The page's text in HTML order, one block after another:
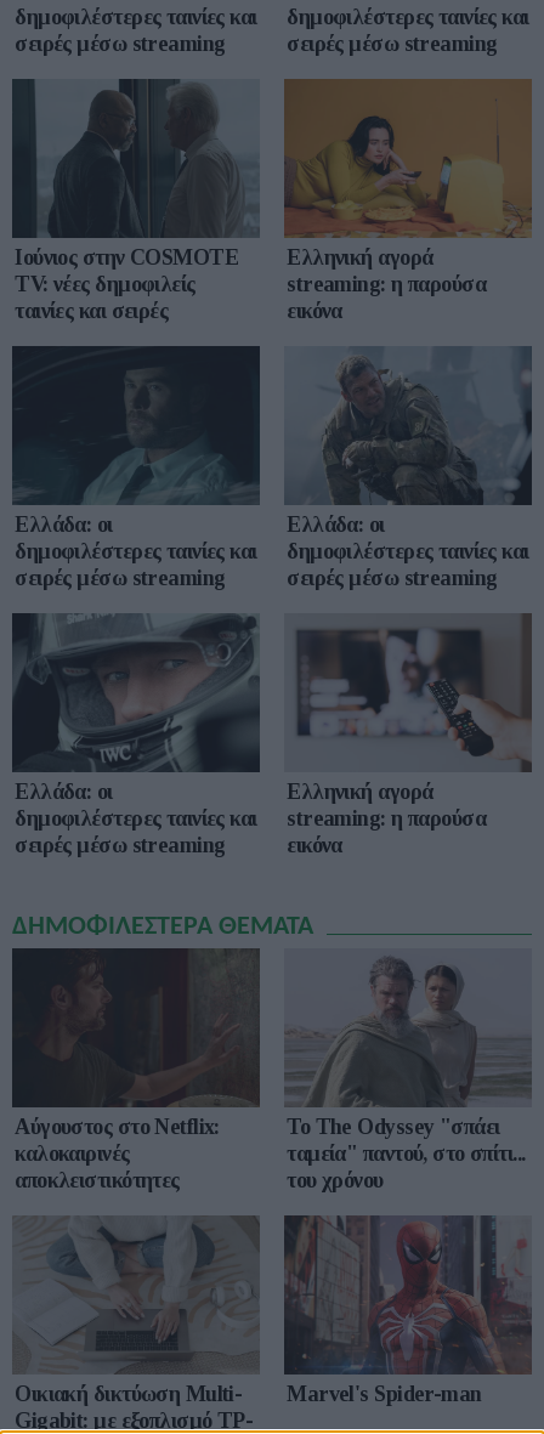
δημοφιλέστερες ταινίες και
σειρές μέσω streaming
δημοφιλέστερες ταινίες και
σειρές μέσω streaming
Ιούνιος στην COSMOTE
TV: νέες δημοφιλείς
ταινίες και σειρές
Ελληνική αγορά
streaming: η παρούσα
εικόνα
Ελλάδα: οι
δημοφιλέστερες ταινίες και
σειρές μέσω streaming
Ελλάδα: οι
δημοφιλέστερες ταινίες και
σειρές μέσω streaming
Ελλάδα: οι
δημοφιλέστερες ταινίες και
σειρές μέσω streaming
Ελληνική αγορά
streaming: η παρούσα
εικόνα
ΔΗΜΟΦΙΛΕΣΤΕΡΑ ΘΕΜΑΤΑ
Αύγουστος στο Netflix:
καλοκαιρινές
αποκλειστικότητες
To The Odyssey "σπάει
ταμεία" παντού, στο σπίτι...
του χρόνου
Οικιακή δικτύωση Multi-
Gigabit: με εξοπλισμό TP-
Marvel's Spider-man